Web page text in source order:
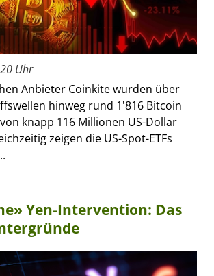
Uhr
Anbieter Coinkite wurden über
hinweg rund 1'816 Bitcoin
knapp 116 Millionen US-Dollar
zeigen die US-Spot-ETFs
Yen-Intervention: Das